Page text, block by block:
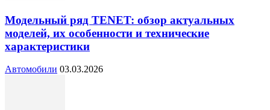
Модельный ряд TENET: обзор актуальных
моделей, их особенности и технические
характеристики
Автомобили 03.03.2026